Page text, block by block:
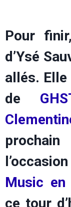
Pour
d’Ysé
allés.
de
Music en
ce tour